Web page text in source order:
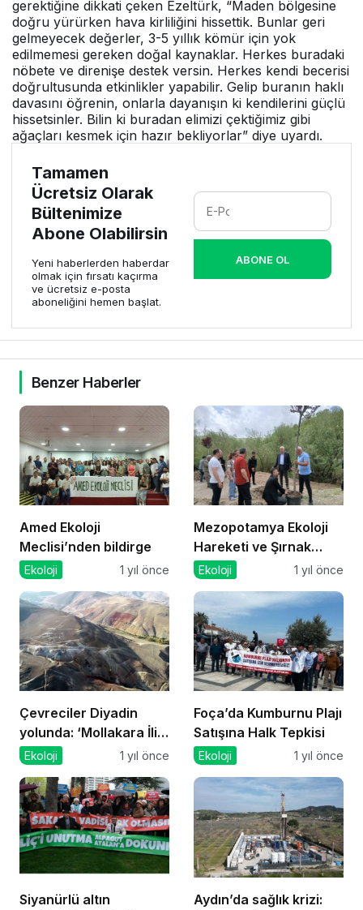
gerektiğine dikkati çeken Ezeltürk, “Maden bölgesine
doğru yürürken hava kirliliğini hissettik. Bunlar geri
gelmeyecek değerler, 3-5 yıllık kömür için yok
edilmemesi gereken doğal kaynaklar. Herkes buradaki
nöbete ve direnişe destek versin. Herkes kendi becerisi
doğrultusunda etkinlikler yapabilir. Gelip buranın haklı
davasını öğrenin, onlarla dayanışın ki kendilerini güçlü
hissetsinler. Bilin ki buradan elimizi çektiğimiz gibi
ağaçları kesmek için hazır bekliyorlar” diye uyardı.
Tamamen
Ücretsiz Olarak
Bültenimize
Abone Olabilirsin
Yeni haberlerden haberdar
olmak için fırsatı kaçırma
ve ücretsiz e-posta
aboneliğini hemen başlat.
ABONE OL
Benzer Haberler
Amed Ekoloji
Meclisi’nden bildirge
Ekoloji 1 yıl önce
Mezopotamya Ekoloji
Hareketi ve Şırnak
Ekoloji Platformu
Ekoloji 1 yıl önce
Çevreciler Diyadin
yolunda: ‘Mollakara İliç
olmasın’
Ekoloji 1 yıl önce
Foça’da Kumburnu Plajı
Satışına Halk Tepkisi
Ekoloji 1 yıl önce
Siyanürlü altın
Aydın’da sağlık krizi: